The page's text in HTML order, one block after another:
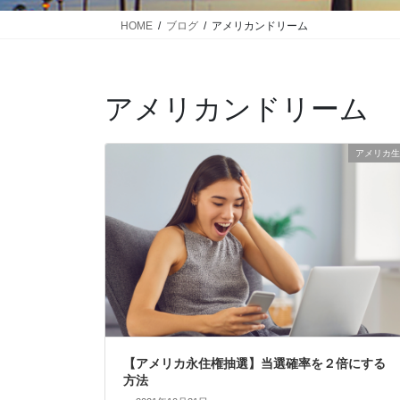
HOME ブログ アメリカンドリーム
アメリカンドリーム
アメリカ
【アメリカ永住権抽選】当選確率を２倍にする
方法